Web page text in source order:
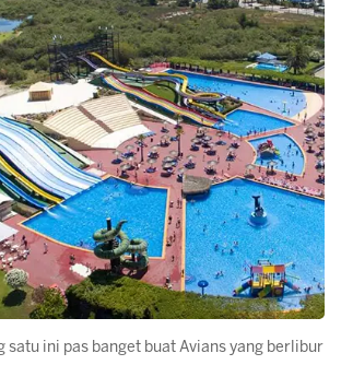
satu ini pas banget buat Avians yang berlibur